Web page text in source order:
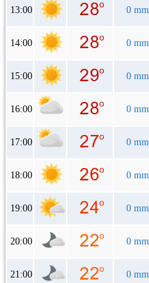
13:00 0 mm
14:00 0 mm
15:00 0 mm
16:00 0 mm
17:00 0 mm
18:00 0 mm
19:00 0 mm
20:00 0 mm
21:00 0 mm